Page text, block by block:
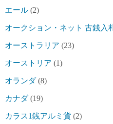
エール (2)
オークション・ネット 古銭入
オーストラリア (23)
オーストリア (1)
オランダ(8)
カナダ(19)
カラス1銭アルミ貨 (2)